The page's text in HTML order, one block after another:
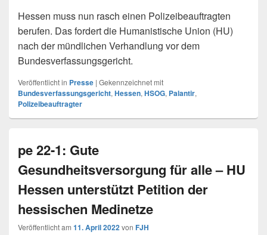
Hessen muss nun rasch einen Polizeibeauftragten
berufen. Das fordert die Humanistische Union (HU)
nach der mündlichen Verhandlung vor dem
Bundesverfassungsgericht.
Veröffentlicht in Presse | Gekennzeichnet mit
Bundesverfassungsgericht, Hessen, HSOG, Palantir,
Polizeibeauftragter
pe 22-1: Gute
Gesundheitsversorgung für alle – HU
Hessen unterstützt Petition der
hessischen Medinetze
Veröffentlicht am 11. April 2022von FJH